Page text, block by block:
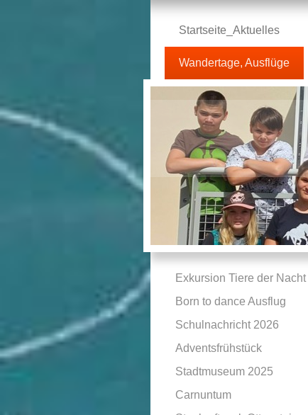
Startseite_Aktuelles
Wandertage, Ausflüge
Exkursion Tiere der Nacht
Born to dance Ausflug
Schulnachricht 2026
Adventsfrühstück
Stadtmuseum 2025
Carnuntum